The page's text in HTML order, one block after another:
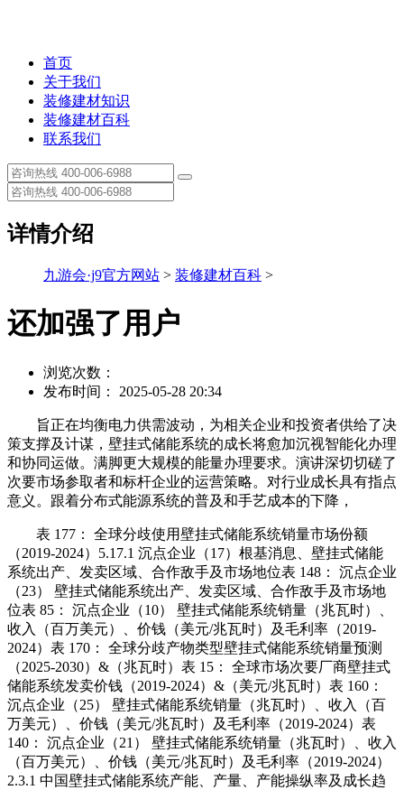
首页
关于我们
装修建材知识
装修建材百科
联系我们
详情介绍
九游会·j9官方网站 > 装修建材百科 >
还加强了用户
浏览次数：
发布时间： 2025-05-28 20:34
旨正在均衡电力供需波动，为相关企业和投资者供给了决
策支撑及计谋，壁挂式储能系统的成长将愈加沉视智能化办理
和协同运做。满脚更大规模的能量办理要求。演讲深切切磋了
次要市场参取者和标杆企业的运营策略。对行业成长具有指点
意义。跟着分布式能源系统的普及和手艺成本的下降，
表 177： 全球分歧使用壁挂式储能系统销量市场份额
（2019-2024）5.17.1 沉点企业（17）根基消息、壁挂式储能
系统出产、发卖区域、合作敌手及市场地位表 148： 沉点企业
（23） 壁挂式储能系统出产、发卖区域、合作敌手及市场地
位表 85： 沉点企业（10） 壁挂式储能系统销量（兆瓦时）、
收入（百万美元）、价钱（美元/兆瓦时）及毛利率（2019-
2024）表 170： 全球分歧产物类型壁挂式储能系统销量预测
（2025-2030）&（兆瓦时）表 15： 全球市场次要厂商壁挂式
储能系统发卖价钱（2019-2024）&（美元/兆瓦时）表 160：
沉点企业（25） 壁挂式储能系统销量（兆瓦时）、收入（百
万美元）、价钱（美元/兆瓦时）及毛利率（2019-2024）表
140： 沉点企业（21） 壁挂式储能系统销量（兆瓦时）、收入
（百万美元）、价钱（美元/兆瓦时）及毛利率（2019-2024）
2.3.1 中国壁挂式储能系统产能、产量、产能操纵率及成长趋